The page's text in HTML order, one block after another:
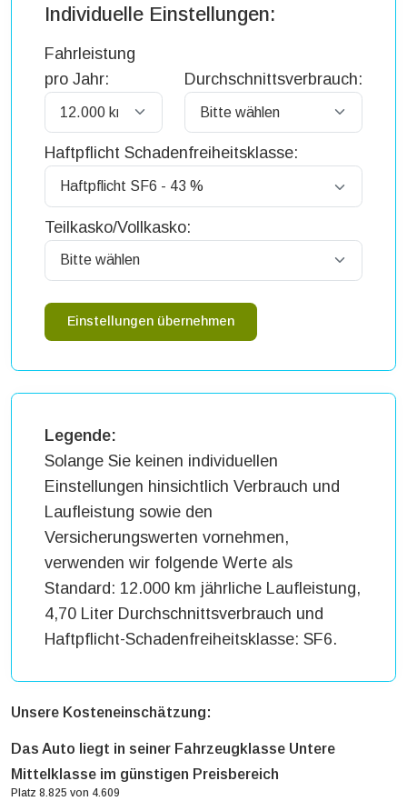
Individuelle Einstellungen:
Fahrleistung
pro Jahr:
Durchschnittsverbrauch:
Haftpflicht Schadenfreiheitsklasse:
Teilkasko/Vollkasko:
Einstellungen übernehmen
Legende:
Solange Sie keinen individuellen
Einstellungen hinsichtlich Verbrauch und
Laufleistung sowie den
Versicherungswerten vornehmen,
verwenden wir folgende Werte als
Standard: 12.000 km jährliche Laufleistung,
4,70 Liter Durchschnittsverbrauch und
Haftpflicht-Schadenfreiheitsklasse: SF6.
Unsere Kosteneinschätzung:
Das Auto liegt in seiner Fahrzeugklasse Untere
Mittelklasse im günstigen Preisbereich
Platz 8.825 von 4.609